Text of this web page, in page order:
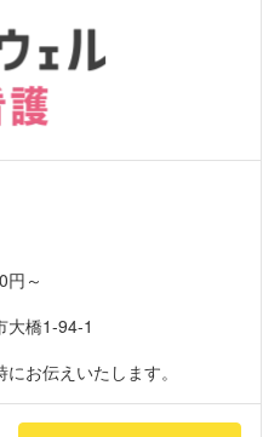
円～
大橋1-94-1
お伝えいたします。